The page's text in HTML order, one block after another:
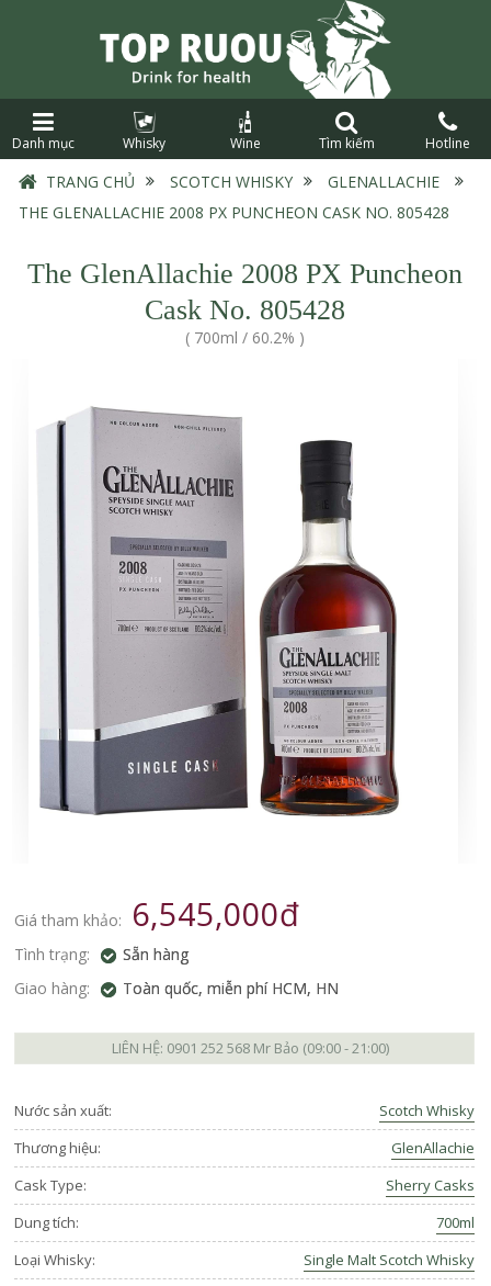
Danh mục Whisky Wine Tìm kiếm Hotline
TRANG CHỦ › SCOTCH WHISKY › GLENALLACHIE
›
THE GLENALLACHIE 2008 PX PUNCHEON CASK NO. 805428
The GlenAllachie 2008 PX Puncheon
Cask No. 805428
( 700ml / 60.2% )
Giá tham khảo: 6,545,000đ
Tình trạng:
Sẵn hàng
Giao hàng:
Toàn quốc, miễn phí HCM, HN
LIÊN HỆ: 0901 252 568Mr Bảo (09:00 - 21:00)
Nước sản xuất:
Scotch Whisky
Thương hiệu:
GlenAllachie
Cask Type:
Sherry Casks
Dung tích:
700ml
Loại Whisky:
Single Malt Scotch Whisky